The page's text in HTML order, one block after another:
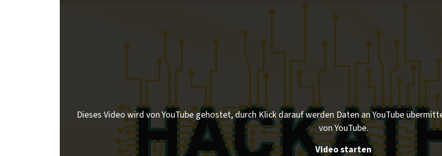
Dieses Video wird von YouTube gehostet, durch Klick darauf werden Daten an YouTube
von YouTube.
Video starten